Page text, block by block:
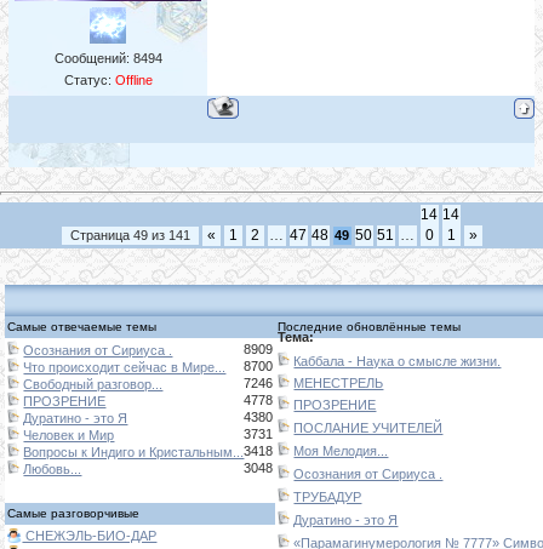
Сообщений: 8494
Статус: Offline
Страница 49из 141 « 1 2 47 48 49 50 51
14
0
14
1
»
Самые отвечаемые темы Последние обновлённые темы
Осознания от Сириуса .
8909
Что происходит сейчас в Мире...
8700
Свободный разговор...
7246
ПРОЗРЕНИЕ
4778
Дуратино - это Я
4380
Человек и Мир
3731
Вопросы к Индиго и Кристальным...3418
Любовь...
3048
Тема:
Каббала - Наука о смысле жизни.
МЕНЕСТРЕЛЬ
ПРОЗРЕНИЕ
ПОСЛАНИЕ УЧИТЕЛЕЙ
Моя Мелодия...
Осознания от Сириуса .
ТРУБАДУР
Дуратино - это Я
«Парамагинумерология № 7777»
Самые разговорчивые
СНЕЖЭЛЬ-БИО-ДАР